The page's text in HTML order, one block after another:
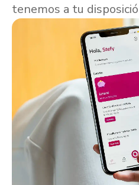
tenemos a tu